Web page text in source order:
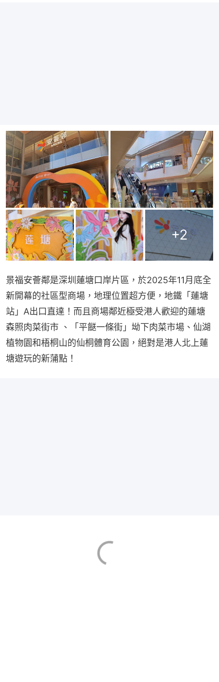
+2
景福安薈鄰是深圳蓮塘口岸片區，於2025年11月底全
新開幕的社區型商場，地理位置超方便，地鐵「蓮塘
站」A出口直達！而且商場鄰近極受港人歡迎的蓮塘
森照肉菜街市 、「平餸一條街」坳下肉菜市場、仙湖
植物園和梧桐山的仙桐體育公園，絕對是港人北上蓮
塘遊玩的新蒲點！